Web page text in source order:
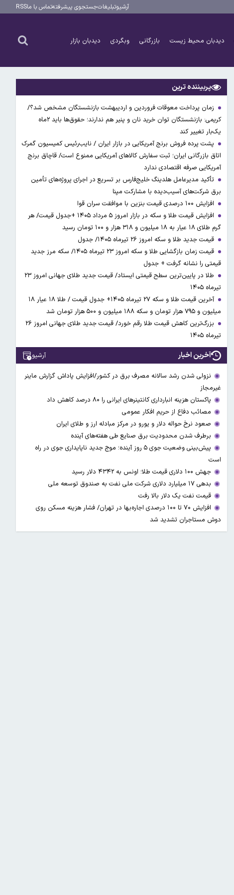
آرشیوتبلیغاتجستجوی پیشرفتهتماس با ماRSS
دیدبان محیط زیست بازرگانی وبگردی دیدبان بازار
پربیننده ترین
زمان پرداخت معوقات فروردین و اردیبهشت بازنشستگان مشخص شد؟/
کریمی: بازنشستگان توان خرید نان و پنیر هم ندارند؛ حقوق‌ها باید ۲ماه
یک‌بار تغییر کند
پشت پرده فروش برنج آمریکایی در بازار ایران / نایب‌رئیس کمیسیون گمرک
اتاق بازرگانی ایران؛ ثبت سفارش کالاهای آمریکایی ممنوع است/ قاچاق برنج
آمریکایی صرفه اقتصادی ندارد
تأکید مدیرعامل هلدینگ خلیج‌فارس بر تسریع در اجرای پروژه‌های تأمین
برق شرکت‌های آسیب‌دیده با مشارکت مپنا
افزایش ۱۰۰ درصدی قیمت بنزین با موافقت سران قوا
افزایش قیمت طلا و سکه در بازار امروز ۵ مرداد ۱۴۰۵ +جدول قیمت/ هر
گرم طلای ۱۸ عیار به ۱۸ میلیون و ۳۱۸ هزار و ۱۰۰ تومان رسید
قیمت جدید طلا و سکه امروز ۲۶ تیرماه ۱۴۰۵/ جدول
قیمت زمان بازگشایی طلا و سکه امروز ۲۳ تیرماه ۱۴۰۵/ سکه مرز جدید
قیمتی را نشانه گرفت + جدول
طلا در پایین‌ترین سطح قیمتی ایستاد/ قیمت جدید طلای جهانی امروز ۲۳
تیرماه ۱۴۰۵
آخرین قیمت طلا و سکه ۲۷ تیرماه ۱۴۰۵+ جدول قیمت / طلا ۱۸ عیار ۱۸
میلیون و ۷۹۵ هزار تومان و سکه ۱۸۸ میلیون و ۵۰۰ هزار تومان شد
بزرگ‌ترین کاهش قیمت طلا رقم خورد/ قیمت جدید طلای جهانی امروز ۲۶
تیرماه ۱۴۰۵
آخرین اخبار آرشیو
نزولی شدن رشد سالانه مصرف برق در کشور/افزایش پاداش گزارش ماینر
غیرمجاز
پاکستان هزینه انبارداری کانتینرهای ایرانی را ۸۰ درصد کاهش داد
مصائب دفاع از حریم افکار عمومی
صعود نرخ حواله دلار و یورو در مرکز مبادله ارز و طلای ایران
برطرف شدن محدودیت‌ برق صنایع طی هفته‌های آینده
پیش‌بینی وضعیت جوی ۵ روز آینده؛ موج جدید ناپایداری جوی در راه
است
جهش ۱۰۰ دلاری قیمت طلا؛ اونس به ۴۳۴۲ دلار رسید
بدهی ۱۷ میلیارد دلاری شرکت ملی نفت به صندوق توسعه ملی
قیمت نفت یک دلار بالا رفت
افزایش ۷۰ تا ۱۰۰ درصدی اجاره‌بها در تهران/ فشار هزینه مسکن روی
دوش مستاجران تشدید شد